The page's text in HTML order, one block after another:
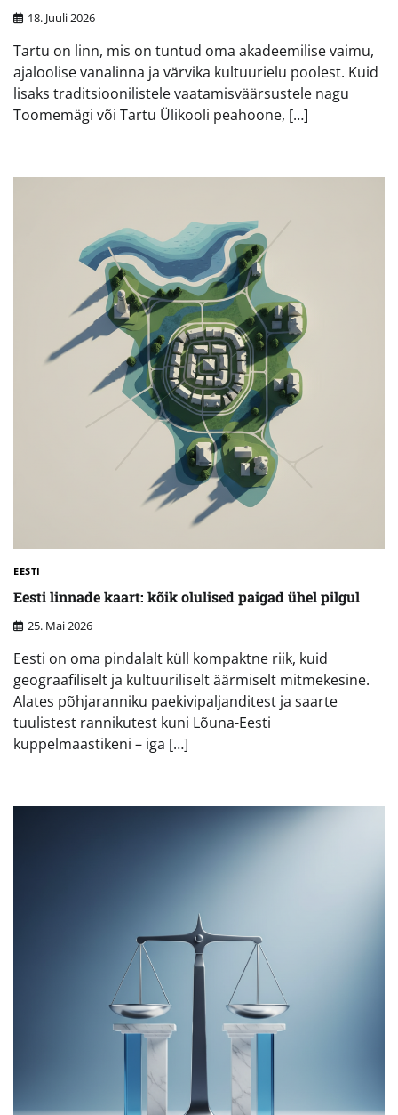
18. Juuli 2026
Tartu on linn, mis on tuntud oma akadeemilise vaimu,
ajaloolise vanalinna ja värvika kultuurielu poolest. Kuid
lisaks traditsioonilistele vaatamisväärsustele nagu
Toomemägi või Tartu Ülikooli peahoone, […]
EESTI
Eesti linnade kaart: kõik olulised paigad ühel pilgul
25. Mai 2026
Eesti on oma pindalalt küll kompaktne riik, kuid
geograafiliselt ja kultuuriliselt äärmiselt mitmekesine.
Alates põhjaranniku paekivipaljanditest ja saarte
tuulistest rannikutest kuni Lõuna-Eesti
kuppelmaastikeni – iga […]